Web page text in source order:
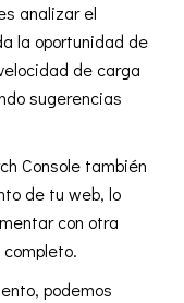
analizar el
la oportunidad de
de carga
sugerencias
Console también
de tu web, lo
con otra
podemos